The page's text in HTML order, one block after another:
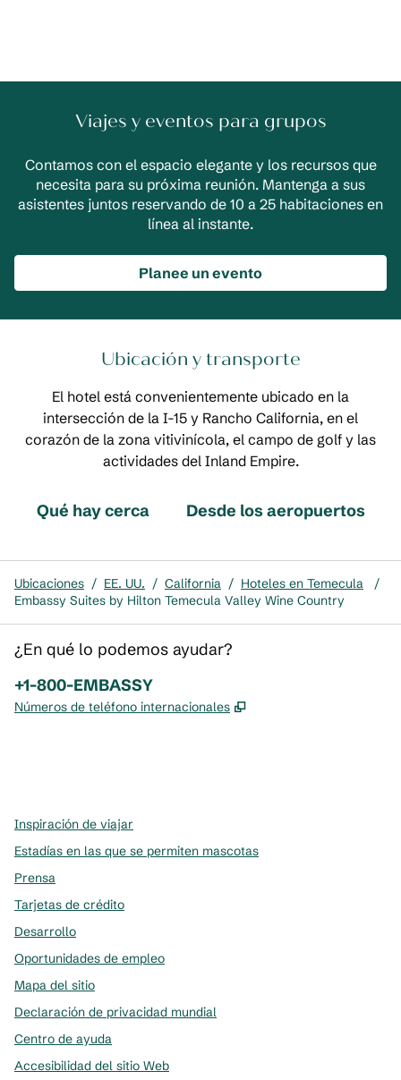
Viajes y eventos para grupos
Contamos con el espacio elegante y los recursos que
necesita para su próxima reunión. Mantenga a sus
asistentes juntos reservando de 10 a 25 habitaciones en
línea al instante.
Planee un evento
Ubicación y transporte
El hotel está convenientemente ubicado en la
intersección de la I-15 y Rancho California, en el
corazón de la zona vitivinícola, el campo de golf y las
actividades del Inland Empire.
Qué hay cerca Desde los aeropuertos
Ubicaciones / EE. UU. / California / Hoteles en Temecula
/
Embassy Suites by Hilton Temecula Valley Wine Country
¿En qué lo podemos ayudar?
Teléfono:
+1-800-EMBASSY
Números de teléfono internacionales ,
Inspiración de viajar
Estadías en las que se permiten mascotas
Prensa
Tarjetas de crédito
Desarrollo
Oportunidades de empleo
Mapa del sitio
Declaración de privacidad mundial
Centro de ayuda
Accesibilidad del sitio Web